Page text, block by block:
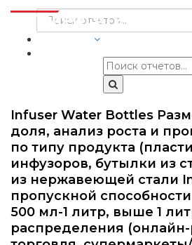
Infuser Water Bottles
доля, анализ роста и
по типу продукта
инфузоров, бутылки из
из нержавеющей стали
пропускной
500 мл-1 литр, выше 1
распределения